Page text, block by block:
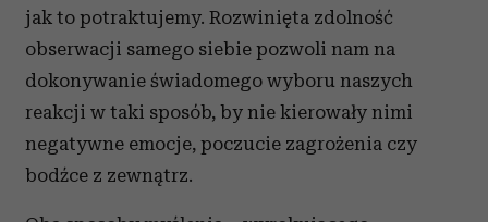
jak to potraktujemy. Rozwinięta zdolność
obserwacji samego siebie pozwoli nam na
dokonywanie świadomego wyboru naszych
reakcji w taki sposób, by nie kierowały nimi
negatywne emocje, poczucie zagrożenia czy
bodźce z zewnątrz.